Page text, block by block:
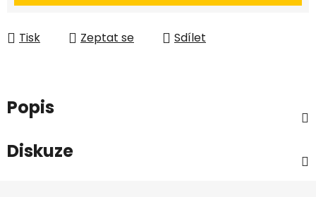
Tisk Zeptat se Sdílet
Popis
Diskuze